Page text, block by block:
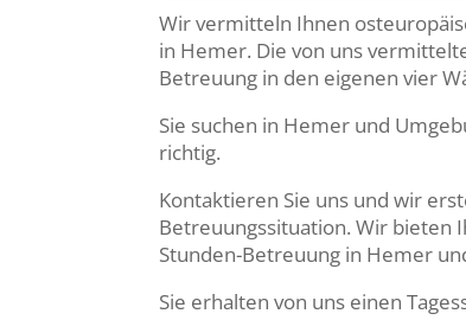
Wir vermitteln Ihnen
in Hemer. Die von uns
Betreuung in den eigenen vier
Sie suchen in Hemer und
richtig.
Kontaktieren Sie uns und wir
Betreuungssituation. Wir bieten
Stunden-Betreuung in Hemer
Sie erhalten von uns einen